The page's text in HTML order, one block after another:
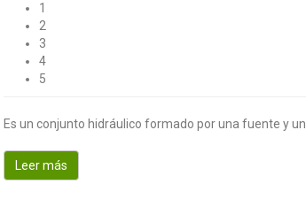
1
2
3
4
5
Es un conjunto hidráulico formado por una fuente y
Leer más